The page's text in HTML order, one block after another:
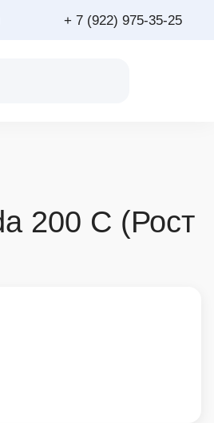
+ 7 (922) 975-35-25
200 С (Рост